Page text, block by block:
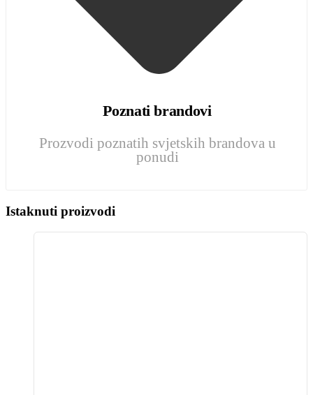
Poznati brandovi
Prozvodi poznatih svjetskih brandova u
ponudi
Istaknuti proizvodi